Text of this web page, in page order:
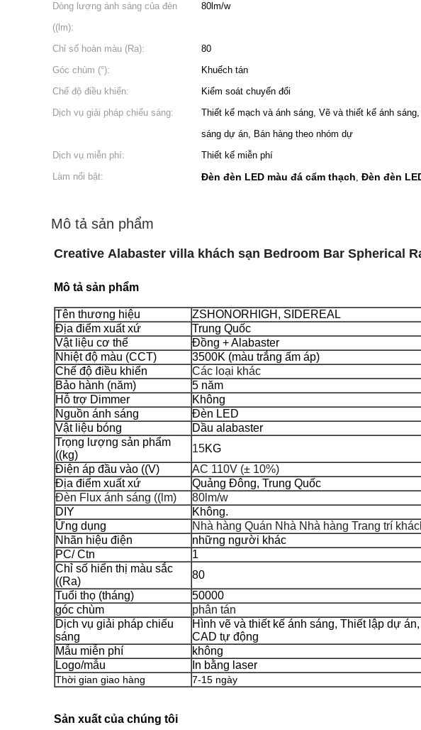
Dòng lượng ánh sáng của đèn
((lm):
80lm/w
Chỉ số hoàn màu (Ra): 80
Góc chùm (°):
Khuếch tán
Chế độ điều khiển:
Kiểm soát chuyển đổi
Dịch vụ giải pháp chiếu sáng:
Thiết kế mạch và ánh sáng, Vẽ và thiết kế ánh
sáng dự án, Bán hàng theo nhóm dự
Dịch vụ miễn phí:
Thiết kế miễn phí
Làm nổi bật:
Đèn đèn LED màu đá cẩm thạch, Đèn đèn
Mô tả sản phẩm
Creative Alabaster villa khách sạn Bedroom Bar Spherical
Mô tả sản phẩm
Tên thương hiệu
ZSHONORHIGH, SIDEREAL
Địa điểm xuất xứ
Trung Quốc
Vật liệu cơ thể
Đồng + Alabaster
Nhiệt độ màu (CCT)
3500K (màu trắng ấm áp)
Chế độ điều khiển
Các loại khác
Bảo hành (năm)
5 năm
Hỗ trợ Dimmer
Không
Nguồn ánh sáng
Đèn LED
Vật liệu bóng
Dầu alabaster
Trọng lượng sản phẩm
((kg)
15KG
Điện áp đầu vào ((V)
AC 110V (± 10%)
Địa điểm xuất xứ
Quảng Đông, Trung Quốc
Đèn Flux ánh sáng ((lm)
80lm/w
DIY
Không.
Ứng dụng
Nhà hàng Quán Nhà Nhà hàng Trang trí
Nhãn hiệu điện
những người khác
PC/ Ctn
1
Chỉ số hiển thị màu sắc
((Ra)
80
Tuổi thọ (tháng)
50000
góc chùm
phân tán
Dịch vụ giải pháp chiếu
sáng
Hình vẽ và thiết kế ánh sáng, Thiết lập dự
CAD tự động
Mẫu miễn phí
không
Logo/mẫu
In bằng laser
Thời gian giao hàng 7-15 ngày
Sản xuất của chúng tôi